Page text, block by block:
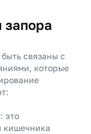
запора
связаны с
которые
это
кишечника